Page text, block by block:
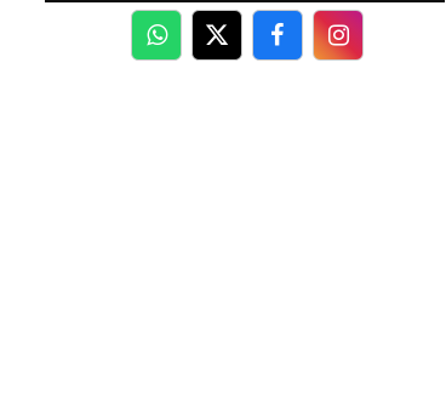
WhatsApp
TwitterFacebookFacebook